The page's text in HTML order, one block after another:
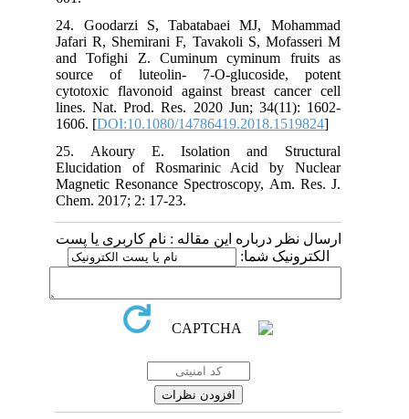
24. Goodarzi S, Tabatabaei MJ, Mohammad
Jafari R, Shemirani F, Tavakoli S, Mofasseri M
and Tofighi Z. Cuminum cyminum fruits as
source of luteolin- 7-O-glucoside, potent
cytotoxic flavonoid against breast cancer cell
lines. Nat. Prod. Res. 2020 Jun; 34(11): 1602-
1606. [DOI:10.1080/14786419.2018.1519824
25. Akoury E. Isolation and Structural
Elucidation of Rosmarinic Acid by Nuclear
Magnetic Resonance Spectroscopy, Am. Res. J.
Chem. 2017; 2: 17-23.
ارسال نظر درباره این مقاله : نام کاربری یا پست
الکترونیک شما: